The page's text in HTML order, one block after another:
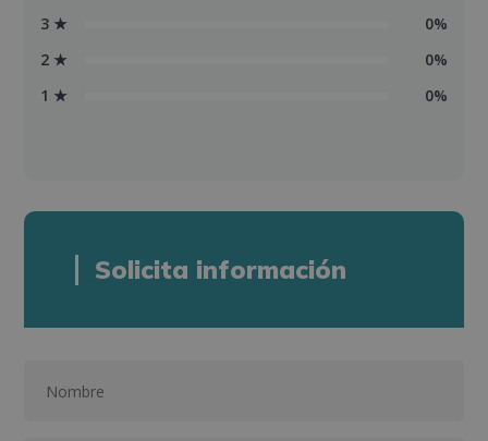
3 ★
0%
2 ★
0%
1 ★
0%
Solicita información